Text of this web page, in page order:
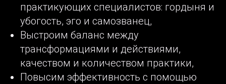
практикующих специалистов: гордыня и
убогость, эго и самозванец,
Выстроим баланс между
трансформациями и действиями,
качеством и количеством практики,
Повысим эффективность с помощью